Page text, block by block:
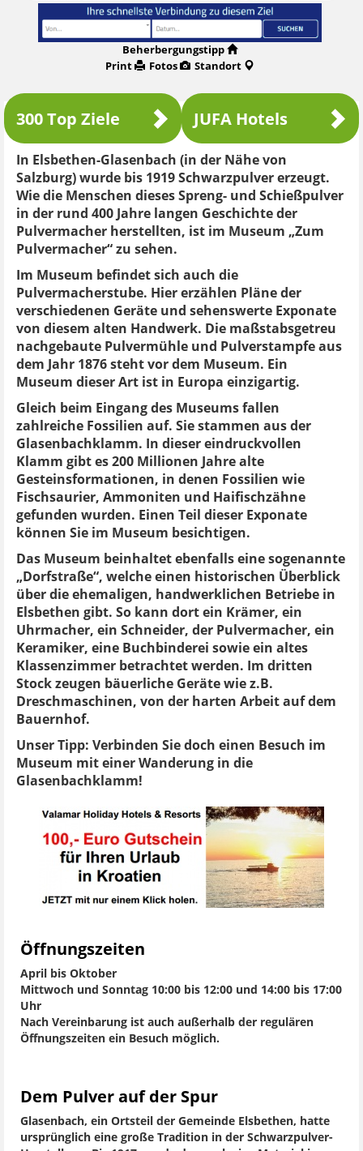
Beherbergungstipp
Print
Fotos Standort
300 Top Ziele JUFA Hotels
In Elsbethen-Glasenbach (in der Nähe von
Salzburg) wurde bis 1919 Schwarzpulver erzeugt.
Wie die Menschen dieses Spreng- und Schießpulver
in der rund 400 Jahre langen Geschichte der
Pulvermacher herstellten, ist im Museum „Zum
Pulvermacher“ zu sehen.
Im Museum befindet sich auch die
Pulvermacherstube. Hier erzählen Pläne der
verschiedenen Geräte und sehenswerte Exponate
von diesem alten Handwerk. Die maßstabsgetreu
nachgebaute Pulvermühle und Pulverstampfe aus
dem Jahr 1876 steht vor dem Museum. Ein
Museum dieser Art ist in Europa einzigartig.
Gleich beim Eingang des Museums fallen
zahlreiche Fossilien auf. Sie stammen aus der
Glasenbachklamm. In dieser eindruckvollen
Klamm gibt es 200 Millionen Jahre alte
Gesteinsformationen, in denen Fossilien wie
Fischsaurier, Ammoniten und Haifischzähne
gefunden wurden. Einen Teil dieser Exponate
können Sie im Museum besichtigen.
Das Museum beinhaltet ebenfalls eine sogenannte
„Dorfstraße“, welche einen historischen Überblick
über die ehemaligen, handwerklichen Betriebe in
Elsbethen gibt. So kann dort ein Krämer, ein
Uhrmacher, ein Schneider, der Pulvermacher, ein
Keramiker, eine Buchbinderei sowie ein altes
Klassenzimmer betrachtet werden. Im dritten
Stock zeugen bäuerliche Geräte wie z.B.
Dreschmaschinen, von der harten Arbeit auf dem
Bauernhof.
Unser Tipp: Verbinden Sie doch einen Besuch im
Museum mit einer Wanderung in die
Glasenbachklamm!
Öffnungszeiten
April bis Oktober
Mittwoch und Sonntag 10:00 bis 12:00 und 14:00 bis 17:00
Uhr
Nach Vereinbarung ist auch außerhalb der regulären
Öffnungszeiten ein Besuch möglich.
Dem Pulver auf der Spur
Glasenbach, ein Ortsteil der Gemeinde Elsbethen, hatte
ursprünglich eine große Tradition in der Schwarzpulver-